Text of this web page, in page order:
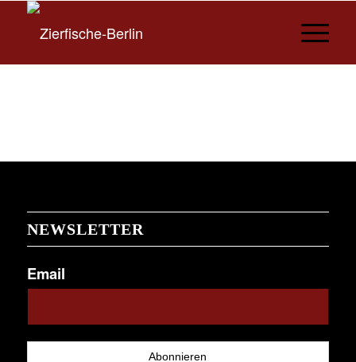
NEWSLETTER
Email